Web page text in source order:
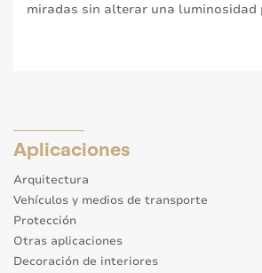
miradas sin alterar una luminosidad
Aplicaciones
Arquitectura
Vehículos y medios de transporte
Protección
Otras aplicaciones
Decoración de interiores